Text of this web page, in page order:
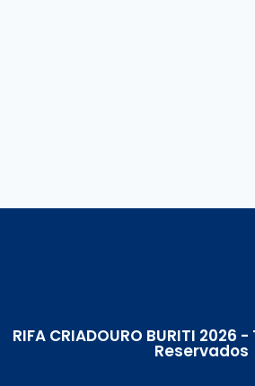
RIFA CRIADOURO BURITI 2026
Reservados